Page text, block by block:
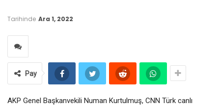
Tarihinde Ara 1, 2022
Pay
AKP Genel Başkanvekili Numan Kurtulmuş, CNN Türk canlı